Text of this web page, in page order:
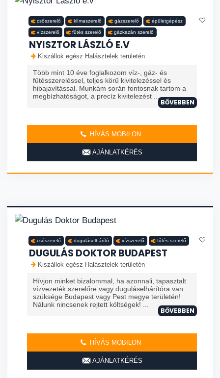
csőszerelő klímaszerelő gázszerelő épületgépész
vízszerelő fűtés szerelő gázkazán szerelő
NYISZTOR LÁSZLÓ E.V
Kiszállok egész Halásztelek területén
Több mint 10 éve foglalkozom víz-, gáz- és
fűtésszereléssel, teljes körű kivitelezéssel és
hibajavítással. Munkám során fontosnak tartom a
megbízhatóságot, a precíz kivitelezést ...
BŐVEBBEN
HÍVÁS MOBILON
AJÁNLATKÉRÉS
csőszerelő duguláselhárító vízszerelő fűtés szerelő
DUGULÁS DOKTOR BUDAPEST
Kiszállok egész Halásztelek területén
Hívjon minket bizalommal, ha azonnali, tapasztalt
vízvezeték szerelőre vagy duguláselhárítóra van
szüksége Budapest vagy Pest megye területén!
Nálunk nincsenek rejtett költségek! ...
BŐVEBBEN
HÍVÁS MOBILON
AJÁNLATKÉRÉS